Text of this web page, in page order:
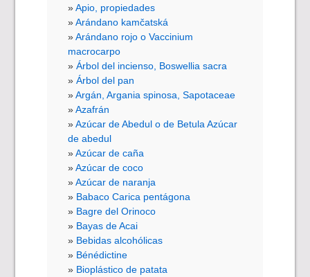
Apio, propiedades
Arándano kamčatská
Arándano rojo o Vaccinium
macrocarpo
Árbol del incienso, Boswellia sacra
Árbol del pan
Argán, Argania spinosa, Sapotaceae
Azafrán
Azúcar de Abedul o de Betula Azúcar
de abedul
Azúcar de caña
Azúcar de coco
Azúcar de naranja
Babaco Carica pentágona
Bagre del Orinoco
Bayas de Acai
Bebidas alcohólicas
Bénédictine
Bioplástico de patata